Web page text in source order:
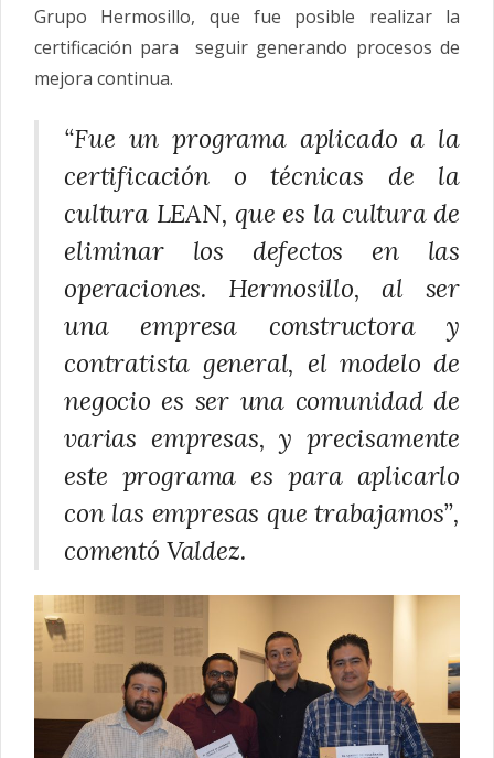
Grupo Hermosillo, que fue posible realizar la
certificación para seguir generando procesos de
mejora continua.
“Fue un programa aplicado a la
certificación o técnicas de la
cultura LEAN, que es la cultura de
eliminar los defectos en las
operaciones. Hermosillo, al ser
una empresa constructora y
contratista general, el modelo de
negocio es ser una comunidad de
varias empresas, y precisamente
este programa es para aplicarlo
con las empresas que trabajamos”,
comentó Valdez.